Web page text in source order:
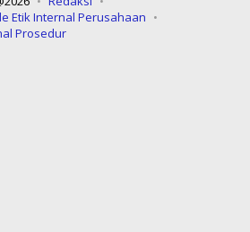
Etik Internal Perusahaan
Prosedur